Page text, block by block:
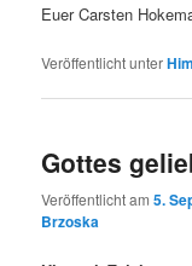
Euer Carsten
Veröffentlicht unter
Gottes
Veröffentlicht am5.
Brzoska